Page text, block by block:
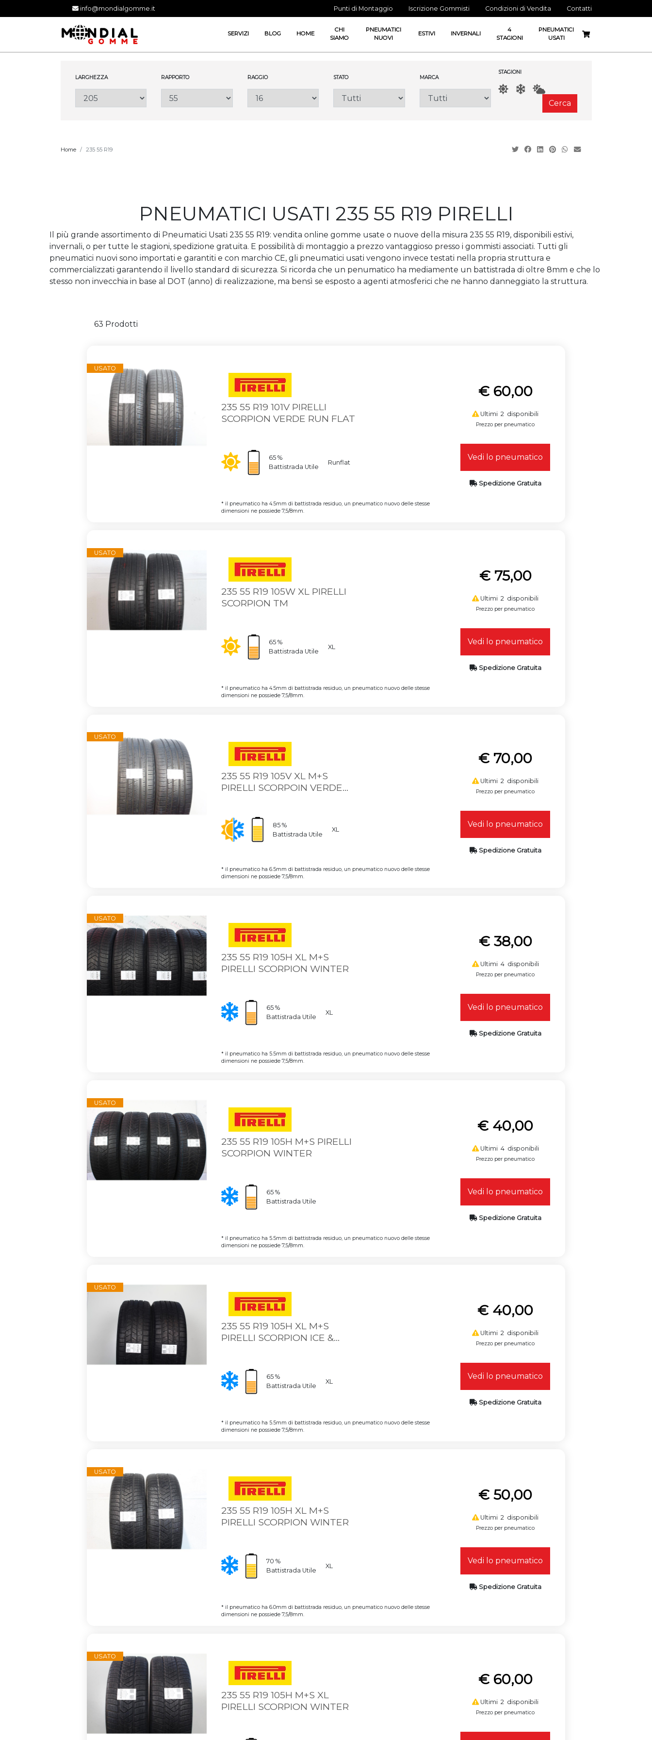
info@mondialgomme.it Punti di Montaggio Iscrizione Gommisti Condizioni di Vendita Contatti
SERVIZI BLOG HOME
CHI
SIAMO
PNEUMATICI
NUOVI
ESTIVI INVERNALI
4
STAGIONI
PNEUMATICI
USATI
LARGHEZZA RAPPORTO RAGGIO STATO MARCA
STAGIONI
Cerca
Home 235 55 R19
PNEUMATICI USATI 235 55 R19 PIRELLI
Il più grande assortimento di Pneumatici Usati 235 55 R19: vendita online gomme usate o nuove della misura 235 55 R19, disponibili estivi,
invernali, o per tutte le stagioni, spedizione gratuita. E possibilità di montaggio a prezzo vantaggioso presso i gommisti associati. Tutti gli
pneumatici nuovi sono importati e garantiti e con marchio CE, gli pneumatici usati vengono invece testati nella propria struttura e
commercializzati garantendo il livello standard di sicurezza. Si ricorda che un penumatico ha mediamente un battistrada di oltre 8mm e che lo
stesso non invecchia in base al DOT (anno) di realizzazione, ma bensì se esposto a agenti atmosferici che ne hanno danneggiato la struttura.
63 Prodotti
USATO
235 55 R19 101V PIRELLI
SCORPION VERDE RUN FLAT
65 %
Battistrada Utile
Runflat
* il pneumatico ha 4.5mm di battistrada residuo, un pneumatico nuovo delle stesse
dimensioni ne possiede 7,5/8mm.
€ 60,00
Ultimi 2 disponibili
Prezzo per pneumatico
Vedi lo pneumatico
Spedizione Gratuita
USATO
235 55 R19 105W XL PIRELLI
SCORPION TM
65 %
Battistrada Utile
XL
* il pneumatico ha 4.5mm di battistrada residuo, un pneumatico nuovo delle stesse
dimensioni ne possiede 7,5/8mm.
€ 75,00
Ultimi 2 disponibili
Prezzo per pneumatico
Vedi lo pneumatico
Spedizione Gratuita
USATO
235 55 R19 105V XL M+S
PIRELLI SCORPOIN VERDE
85 %
Battistrada Utile
XL
* il pneumatico ha 6.5mm di battistrada residuo, un pneumatico nuovo delle stesse
dimensioni ne possiede 7,5/8mm.
€ 70,00
Ultimi 2 disponibili
Prezzo per pneumatico
Vedi lo pneumatico
Spedizione Gratuita
USATO
235 55 R19 105H XL M+S
PIRELLI SCORPION WINTER
65 %
Battistrada Utile
XL
* il pneumatico ha 5.5mm di battistrada residuo, un pneumatico nuovo delle stesse
dimensioni ne possiede 7,5/8mm.
€ 38,00
Ultimi 4 disponibili
Prezzo per pneumatico
Vedi lo pneumatico
Spedizione Gratuita
USATO
235 55 R19 105H M+S PIRELLI
SCORPION WINTER
65 %
Battistrada Utile
* il pneumatico ha 5.5mm di battistrada residuo, un pneumatico nuovo delle stesse
dimensioni ne possiede 7,5/8mm.
€ 40,00
Ultimi 4 disponibili
Prezzo per pneumatico
Vedi lo pneumatico
Spedizione Gratuita
USATO
235 55 R19 105H XL M+S
PIRELLI SCORPION ICE &
65 %
Battistrada Utile
XL
* il pneumatico ha 5.5mm di battistrada residuo, un pneumatico nuovo delle stesse
dimensioni ne possiede 7,5/8mm.
€ 40,00
Ultimi 2 disponibili
Prezzo per pneumatico
Vedi lo pneumatico
Spedizione Gratuita
USATO
235 55 R19 105H XL M+S
PIRELLI SCORPION WINTER
70 %
Battistrada Utile
XL
* il pneumatico ha 6.0mm di battistrada residuo, un pneumatico nuovo delle stesse
dimensioni ne possiede 7,5/8mm.
€ 50,00
Ultimi 2 disponibili
Prezzo per pneumatico
Vedi lo pneumatico
Spedizione Gratuita
USATO
235 55 R19 105H M+S XL
PIRELLI SCORPION WINTER
€ 60,00
Ultimi 2 disponibili
Prezzo per pneumatico